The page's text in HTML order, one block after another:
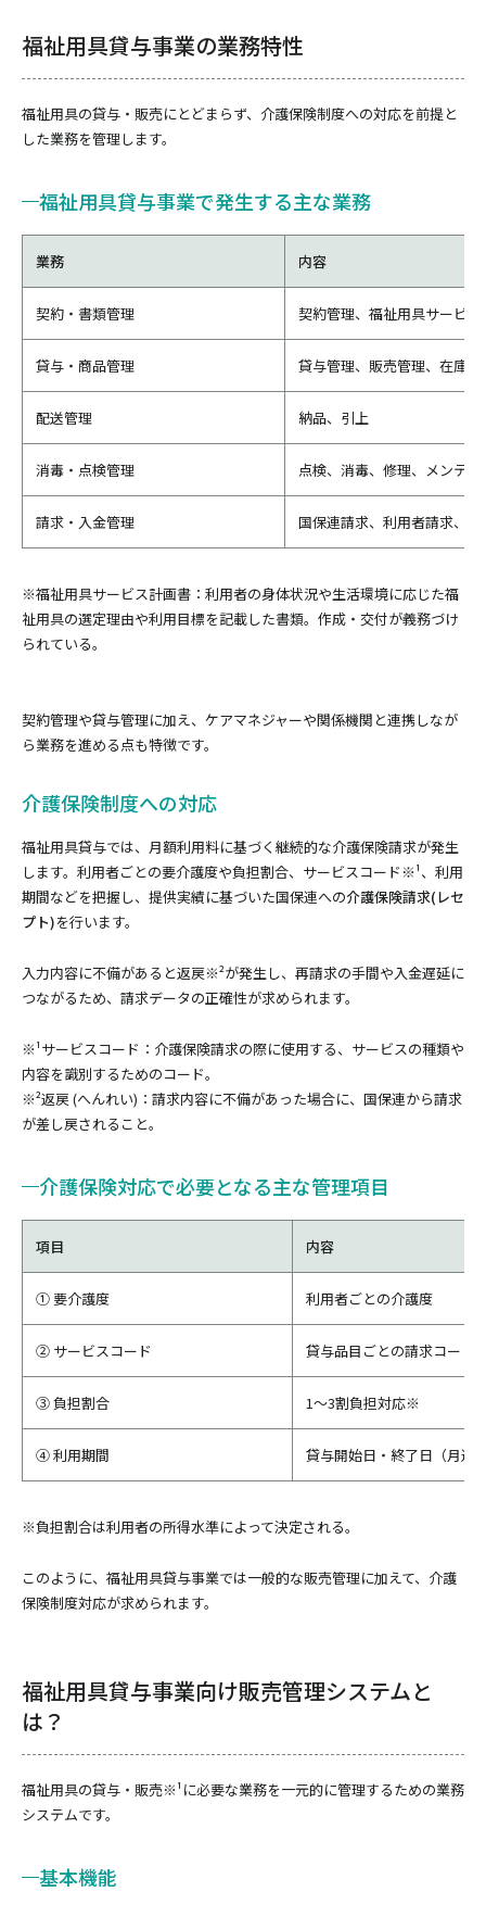
福祉用具貸与事業の業務特性
福祉用具の貸与・販売にとどまらず、介護保険制度への対応を前提と
した業務を管理します。
福祉用具貸与事業で発生する主な業務
業務 内容
契約・書類管理 契約管理、福祉用具サービ
貸与・商品管理 貸与管理、販売管理、在庫管
配送管理 納品、引上
消毒・点検管理 点検、消毒、修理、メンテナ
請求・入金管理 国保連請求、利用者請求、入
※福祉用具サービス計画書：利用者の身体状況や生活環境に応じた福
祉用具の選定理由や利用目標を記載した書類。作成・交付が義務づけ
られている。
契約管理や貸与管理に加え、ケアマネジャーや関係機関と連携しなが
ら業務を進める点も特徴です。
介護保険制度への対応
福祉用具貸与では、月額利用料に基づく継続的な介護保険請求が発生
します。利用者ごとの要介護度や負担割合、サービスコード※¹、利用
期間などを把握し、提供実績に基づいた国保連への介護保険請求(レセ
プト)を行います。
入力内容に不備があると返戻※²が発生し、再請求の手間や入金遅延に
つながるため、請求データの正確性が求められます。
※¹サービスコード：介護保険請求の際に使用する、サービスの種類や
内容を識別するためのコード。
※²返戻 (へんれい)：請求内容に不備があった場合に、国保連から請求
が差し戻されること。
介護保険対応で必要となる主な管理項目
項目 内容
① 要介護度 利用者ごとの介護度
② サービスコード 貸与品目ごとの請求コード
③ 負担割合 1～3割負担対応※
④ 利用期間 貸与開始日・終了日（月途
※負担割合は利用者の所得水準によって決定される。
このように、福祉用具貸与事業では一般的な販売管理に加えて、介護
保険制度対応が求められます。
福祉用具貸与事業向け販売管理システムと
は？
福祉用具の貸与・販売※¹に必要な業務を一元的に管理するための業務
システムです。
基本機能